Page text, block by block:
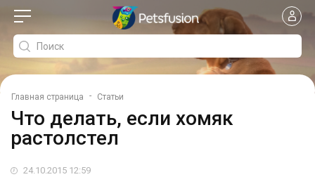
Главная страница - Статьи
Что делать, если хомяк
растолстел
24.10.2015 12:59